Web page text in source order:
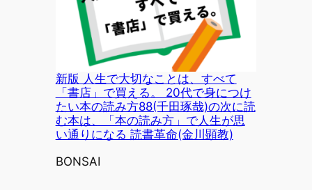
新版 人生で大切なことは、すべて
「書店」で買える。 20代で身につけ
たい本の読み方88(千田琢哉)の次に読
む本は、「本の読み方」で人生が思
い通りになる 読書革命(金川顕教)
投稿者
BONSAI